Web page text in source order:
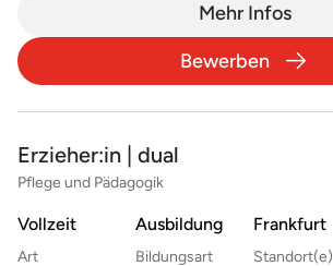
Mehr Infos
Bewerben
Erzieher:in | dual
Pflege und Pädagogik
Vollzeit
Art
Ausbildung
Bildungsart
Frankfurt
Standort(e)